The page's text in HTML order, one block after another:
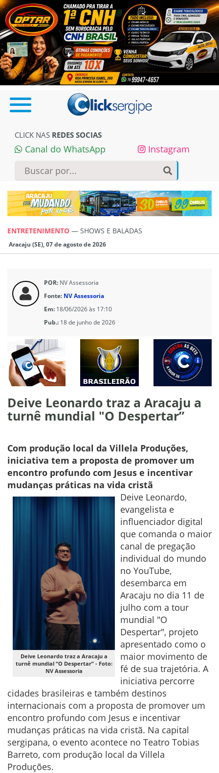
CLICK NAS REDES SOCIAS
Canal do WhatsApp Instagram
ENTRETENIMENTO — SHOWS E BALADAS
Aracaju (SE), 07 de agosto de 2026
POR: NV Assessoria
Fonte: NV Assessoria
Em: 18/06/2026 às 17:10
Pub.: 18 de junho de 2026
Deive Leonardo traz a Aracaju a
turnê mundial "O Despertar”
Com produção local da Villela Produções,
iniciativa tem a proposta de promover um
encontro profundo com Jesus e incentivar
mudanças práticas na vida cristã
Deive Leonardo traz a Aracaju a
turnê mundial “O Despertar” - Foto:
NV Assessoria
Deive Leonardo,
evangelista e
influenciador digital
que comanda o maior
canal de pregação
individual do mundo
no YouTube,
desembarca em
Aracaju no dia 11 de
julho com a tour
mundial "O
Despertar", projeto
apresentado como o
maior movimento de
fé de sua trajetória. A
iniciativa percorre
cidades brasileiras e também destinos
internacionais com a proposta de promover um
encontro profundo com Jesus e incentivar
mudanças práticas na vida cristã. Na capital
sergipana, o evento acontece no Teatro Tobias
Barreto, com produção local da Villela
Produções.